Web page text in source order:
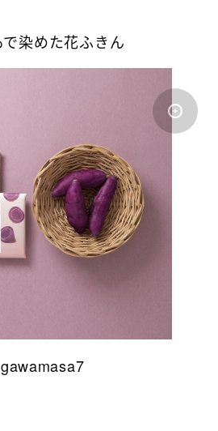
染めた花ふきん